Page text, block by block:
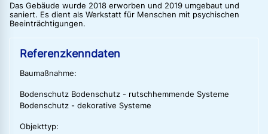
Das Gebäude wurde 2018 erworben und 2019 umgebaut und
saniert. Es dient als Werkstatt für Menschen mit psychischen
Beeinträchtigungen.
Referenzkenndaten
Baumaßnahme:
Bodenschutz Bodenschutz - rutschhemmende Systeme
Bodenschutz - dekorative Systeme
Objekttyp: